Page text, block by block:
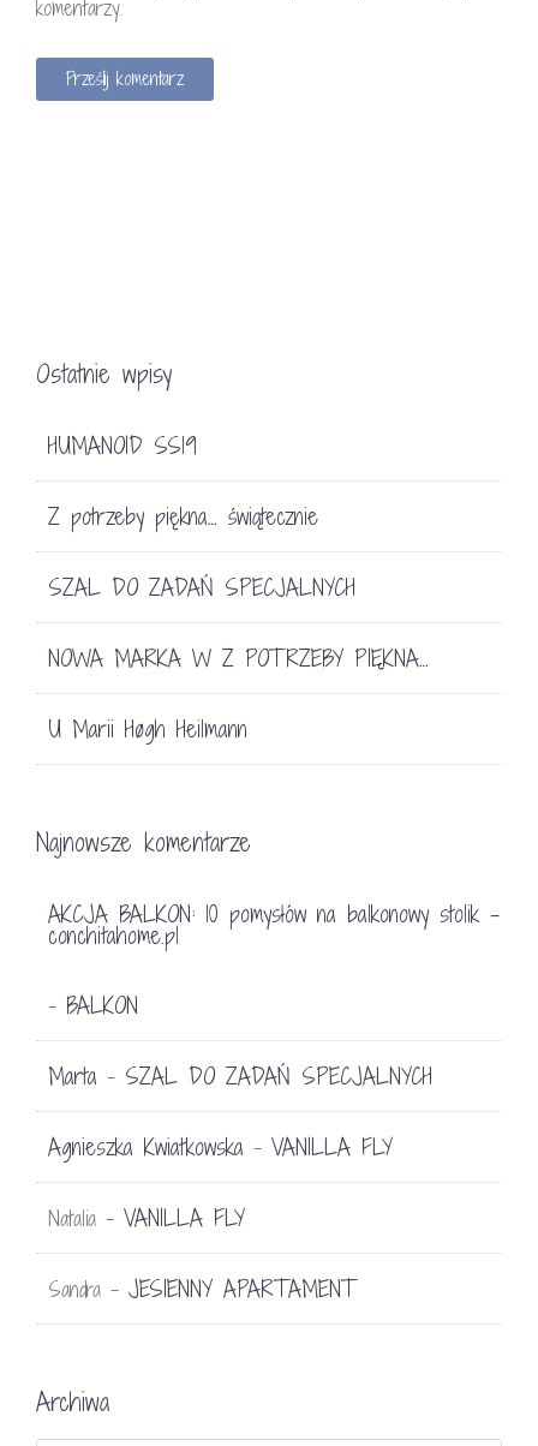
komentarzy.
Ostatnie wpisy
HUMANOID SS19
Z potrzeby piękna… świątecznie
SZAL DO ZADAŃ SPECJALNYCH
NOWA MARKA W Z POTRZEBY PIĘKNA…
U Marii Høgh Heilmann
Najnowsze komentarze
AKCJA BALKON: 10 pomysłów na balkonowy stolik -
conchitahome.pl
- BALKON
Marta - SZAL DO ZADAŃ SPECJALNYCH
Agnieszka Kwiatkowska - VANILLA FLY
Natalia - VANILLA FLY
Sandra - JESIENNY APARTAMENT
Archiwa